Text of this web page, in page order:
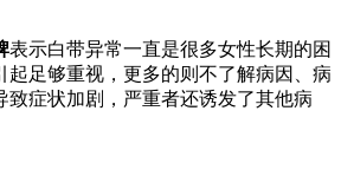
表示白带异常一直是很多女性长期的困
起足够重视，更多的则不了解病因、病
致症状加剧，严重者还诱发了其他病